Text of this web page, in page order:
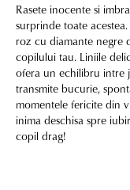
Rasete inocente si
surprinde toate
roz cu diamante negre
copilului tau. Liniile
ofera un echilibru intre
transmite bucurie,
momentele fericite din
inima deschisa spre
copil drag!